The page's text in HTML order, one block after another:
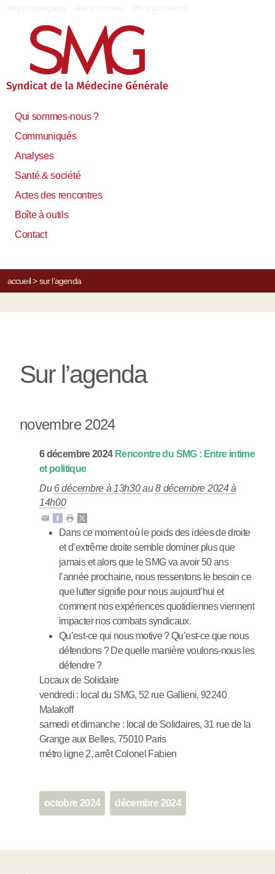
Qui sommes-nous ?
Communiqués
Analyses
Santé & société
Actes des rencontres
Boîte à outils
Contact
accueil> sur l’agenda
Sur l’agenda
novembre 2024
6 décembre2024 Rencontre du SMG : Entre intime
et politique
Du 6 décembre à 13h30au8 décembre 2024 à
14h00
Dans ce moment où le poids des idées de droite
et d’extrême droite semble dominer plus que
jamais et alors que le SMG va avoir 50 ans
l’année prochaine, nous ressentons le besoin ce
que lutter signifie pour nous aujourd’hui et
comment nos expériences quotidiennes viennent
impacter nos combats syndicaux.
Qu’est-ce qui nous motive ? Qu’est-ce que nous
défendons ? De quelle manière voulons-nous les
défendre ?
Locaux de Solidaire
vendredi : local du SMG, 52 rue Gallieni, 92240
Malakoff
samedi et dimanche : local de Solidaires, 31 rue de la
Grange aux Belles, 75010 Paris
métro ligne 2, arrêt Colonel Fabien
octobre 2024 décembre 2024